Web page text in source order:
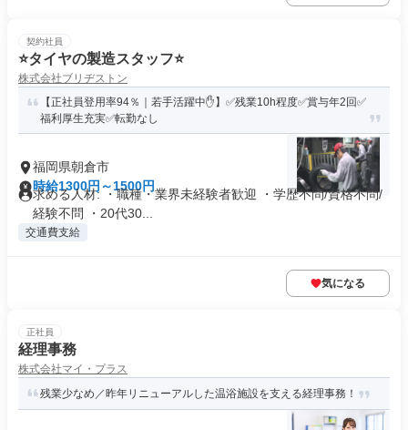
契約社員
⭐️タイヤの製造スタッフ⭐️
株式会社ブリヂストン
【正社員登用率94％｜若手活躍中✋】✅残業10h程度✅賞与年2回✅
福利厚生充実✅転勤なし
福岡県朝倉市
時給1300円～1500円
求める人材: ・職種・業界未経験者歓迎 ・学歴不問/資格不問/
経験不問 ・20代30...
交通費支給
気になる
正社員
経理事務
株式会社マイ・プラス
残業少なめ／昨年リニューアルした温浴施設を支える経理事務！